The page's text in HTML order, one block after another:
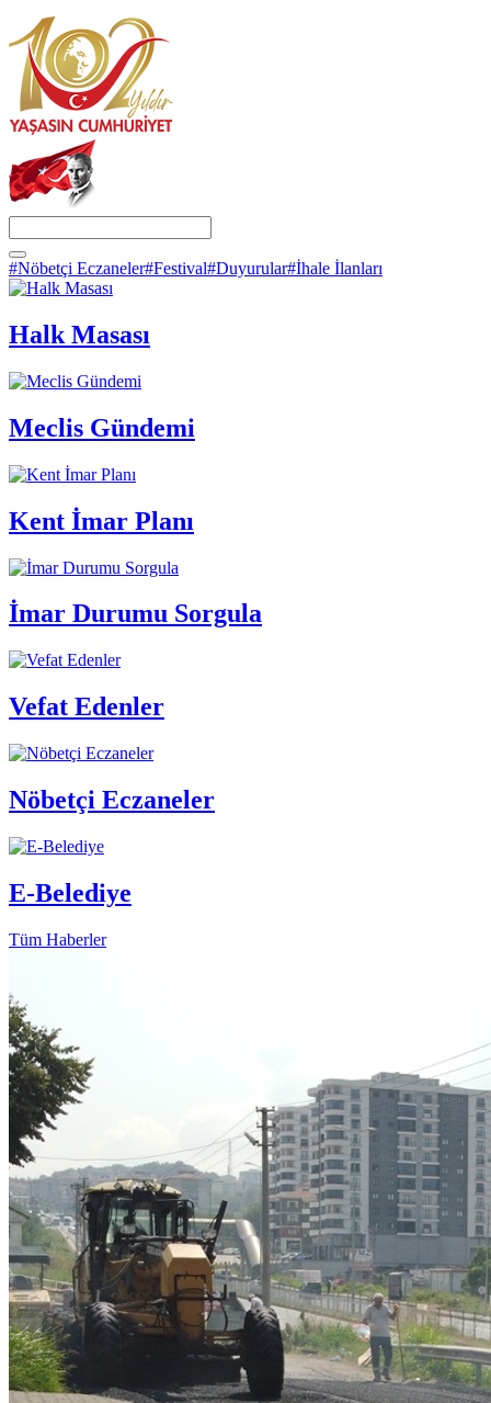
#Nöbetçi Eczaneler#Festival#Duyurular#İhale İlanları
Halk Masası
Meclis Gündemi
Kent İmar Planı
İmar Durumu Sorgula
Vefat Edenler
Nöbetçi Eczaneler
E-Belediye
Tüm Haberler